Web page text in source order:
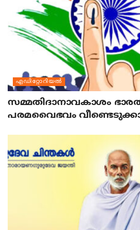
എഡിറ്റോറിയല്‍
സമ്മതിദാനാവകാശം
പരമവൈഭവം